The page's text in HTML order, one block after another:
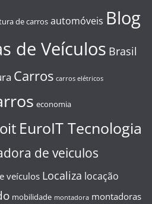
de carros automóveis Blog
de Veículos Brasil
Carros carros elétricos
economia
EuroIT Tecnologia
de veiculos
veículos Localiza locação
mobilidade montadora montadoras